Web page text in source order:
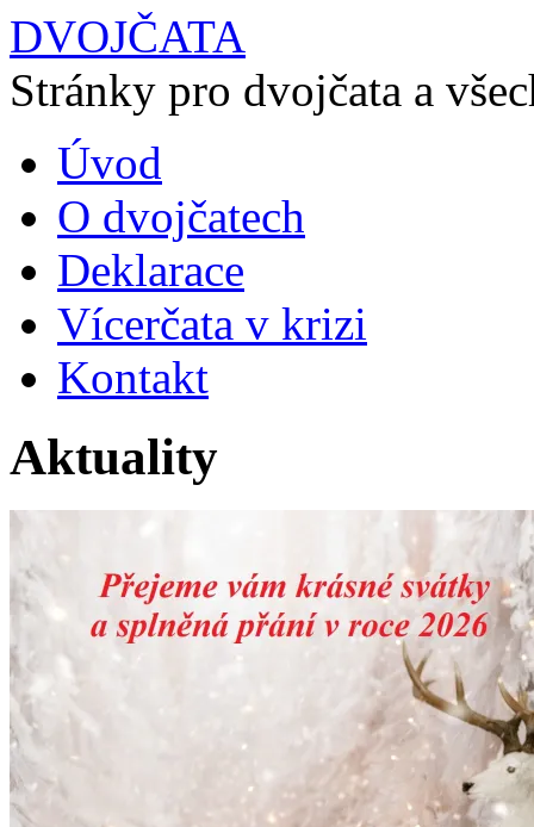
DVOJČATA
Stránky pro dvojčata a
Úvod
O dvojčatech
Deklarace
Vícerčata v krizi
Kontakt
Aktuality